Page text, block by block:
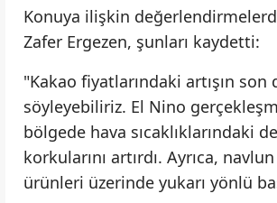
Konuya ilişkin
Zafer Ergezen, şunları kaydetti:
"Kakao fiyatlarındaki artışın
söyleyebiliriz. El Nino
bölgede hava sıcaklıklarındaki
korkularını artırdı. Ayrıca,
ürünleri üzerinde yukarı yönlü